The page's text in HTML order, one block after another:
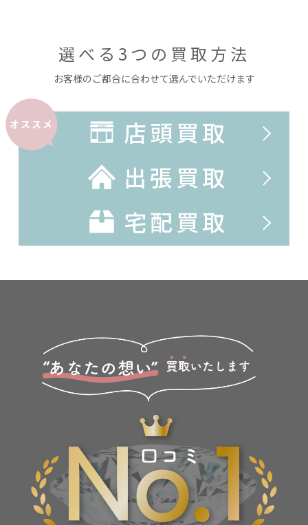
選べる3つの買取方法
お客様のご都合に合わせて選んでいただけます
オススメ
店頭買取
出張買取
宅配買取